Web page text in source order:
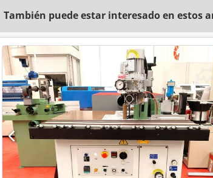
También puede estar interesado en estos